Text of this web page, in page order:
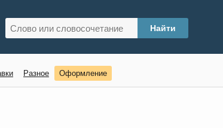
Разное Оформление